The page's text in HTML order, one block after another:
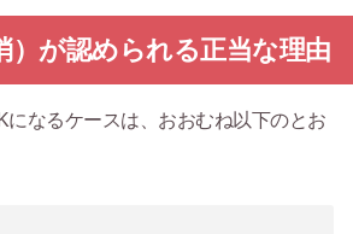
）が認められる正当な理由
になるケースは、おおむね以下のとお